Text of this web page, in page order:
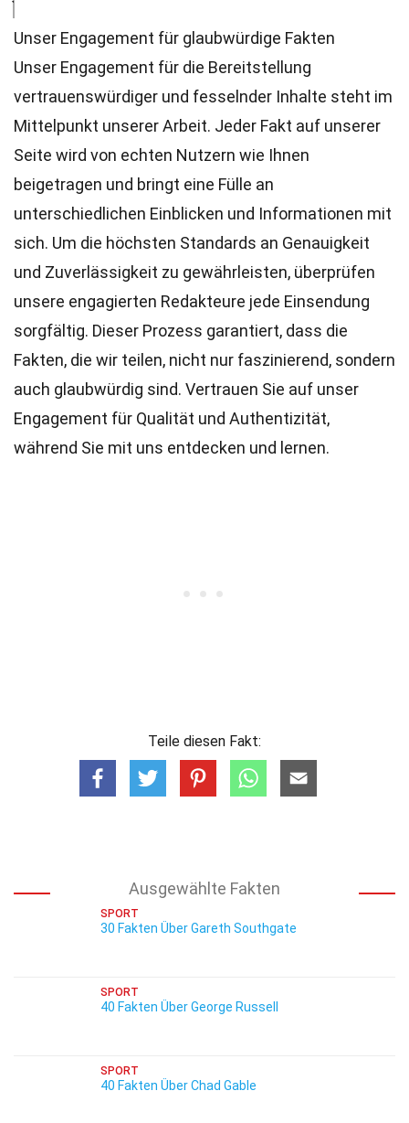
Unser Engagement für glaubwürdige Fakten
Unser Engagement für die Bereitstellung
vertrauenswürdiger und fesselnder Inhalte steht im
Mittelpunkt unserer Arbeit. Jeder Fakt auf unserer
Seite wird von echten Nutzern wie Ihnen
beigetragen und bringt eine Fülle an
unterschiedlichen Einblicken und Informationen mit
sich. Um die höchsten Standards an Genauigkeit
und Zuverlässigkeit zu gewährleisten, überprüfen
unsere engagierten Redakteure jede Einsendung
sorgfältig. Dieser Prozess garantiert, dass die
Fakten, die wir teilen, nicht nur faszinierend, sondern
auch glaubwürdig sind. Vertrauen Sie auf unser
Engagement für Qualität und Authentizität,
während Sie mit uns entdecken und lernen.
Teile diesen Fakt:
Ausgewählte Fakten
SPORT
30 Fakten Über Gareth Southgate
SPORT
40 Fakten Über George Russell
SPORT
40 Fakten Über Chad Gable